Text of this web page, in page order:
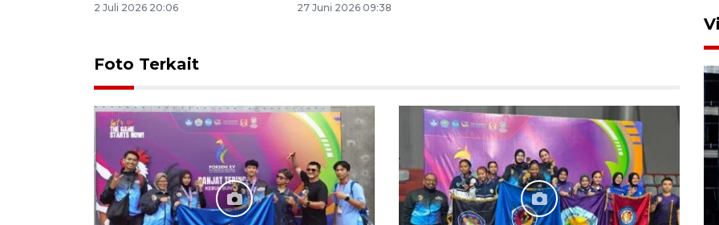
2 Juli 2026 20:06 27 Juni 2026 09:38
Foto Terkait
Feature - Kalsel Merangkul
Anak Putus Sekolah Lewat
Pendidikan Kesetaraan
Bagian 1